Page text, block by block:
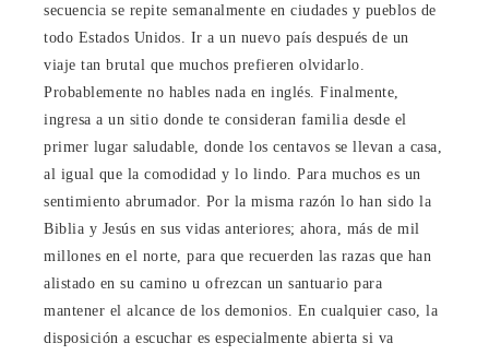
secuencia se repite semanalmente en ciudades y pueblos de
todo Estados Unidos. Ir a un nuevo país después de un
viaje tan brutal que muchos prefieren olvidarlo.
Probablemente no hables nada en inglés. Finalmente,
ingresa a un sitio donde te consideran familia desde el
primer lugar saludable, donde los centavos se llevan a casa,
al igual que la comodidad y lo lindo. Para muchos es un
sentimiento abrumador. Por la misma razón lo han sido la
Biblia y Jesús en sus vidas anteriores; ahora, más de mil
millones en el norte, para que recuerden las razas que han
alistado en su camino u ofrezcan un santuario para
mantener el alcance de los demonios. En cualquier caso, la
disposición a escuchar es especialmente abierta si va